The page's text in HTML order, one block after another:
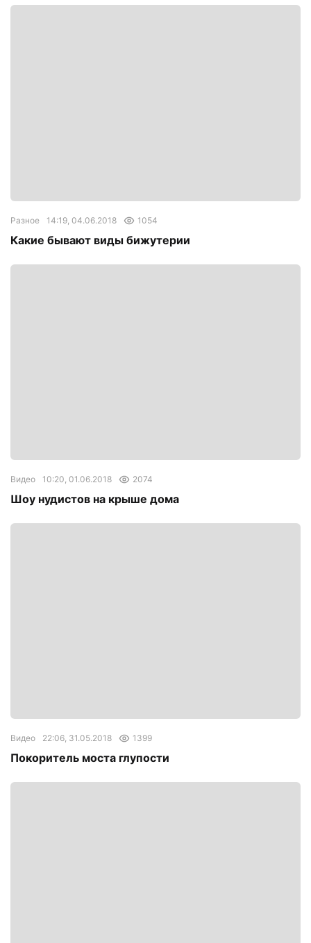
Разное 14:19, 04.06.2018 1054
Какие бывают виды бижутерии
Видео 10:20, 01.06.2018 2074
Шоу нудистов на крыше дома
Видео 22:06, 31.05.2018 1399
Покоритель моста глупости